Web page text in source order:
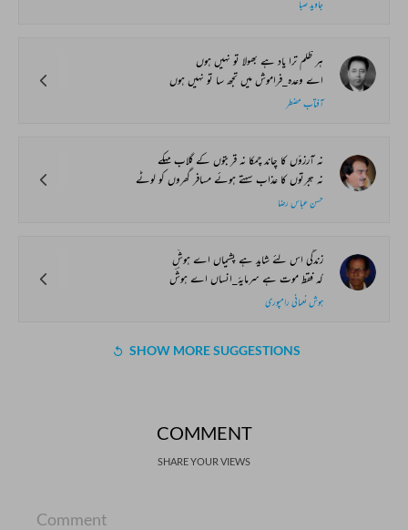
جاوید صبا
ہر ظلم ترا یاد ہے بھولا تو نہیں ہوں
اے وعدہ_فراموش میں تجھ سا تو نہیں ہوں
آفتاب مضطر
نہ آرزؤں کا چاند چمکا نہ قربتوں کے گلاب مہکے
نہ ہجرتوں کا عذاب سہتے ہوئے مسافر گھروں کو لوٹے
حسن عباس رضا
زندگی اس لئے شاید ہے پشیماں اے ہوشؔ
کہ فقط موت ہے سرمایۂ_انساں اے ہوشؔ
ہوش نعمانی رامپوری
SHOW MORE SUGGESTIONS
COMMENT
SHARE YOUR VIEWS
Comment